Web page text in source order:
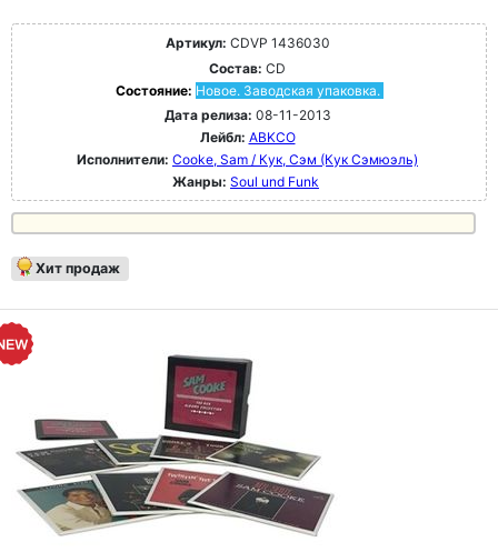
Артикул: CDVP 1436030
Состав: CD
Состояние: Новое. Заводская упаковка.
Дата релиза: 08-11-2013
Лейбл: ABKCO
Исполнители: Cooke, Sam / Кук, Сэм (Кук Сэмюэль)
Жанры: Soul und Funk
Хит продаж